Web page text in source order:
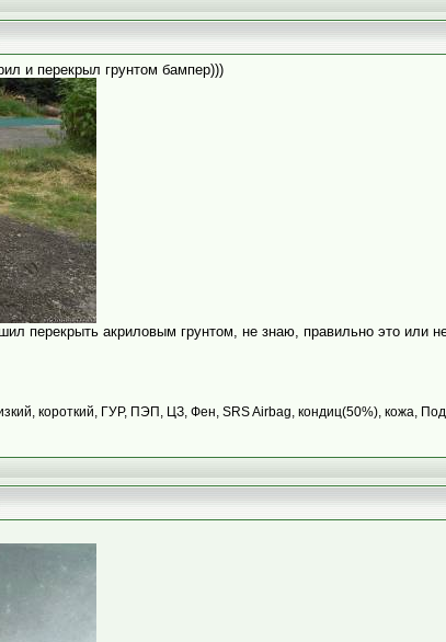
и перекрыл грунтом бампер)))
перекрыть акриловым грунтом, не знаю, правильно это или
короткий, ГУР, ПЭП, ЦЗ, Фен, SRS Airbag, кондиц(50%), кожа,